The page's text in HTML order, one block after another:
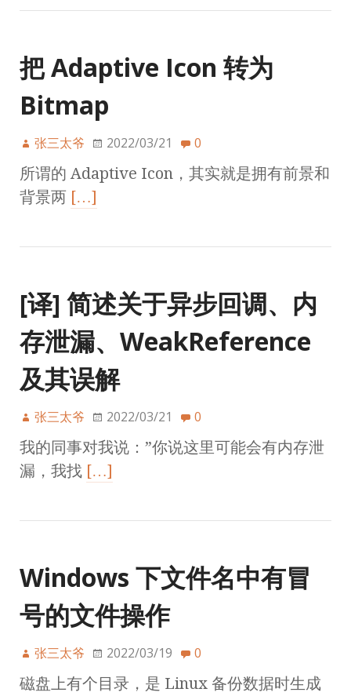
把 Adaptive Icon 转为
Bitmap
张三太爷 2022/03/21 0
所谓的 Adaptive Icon，其实就是拥有前景和
背景两 […]
[译] 简述关于异步回调、内
存泄漏、WeakReference
及其误解
张三太爷 2022/03/21 0
我的同事对我说：”你说这里可能会有内存泄
漏，我找 […]
Windows 下文件名中有冒
号的文件操作
张三太爷 2022/03/19 0
磁盘上有个目录，是 Linux 备份数据时生成